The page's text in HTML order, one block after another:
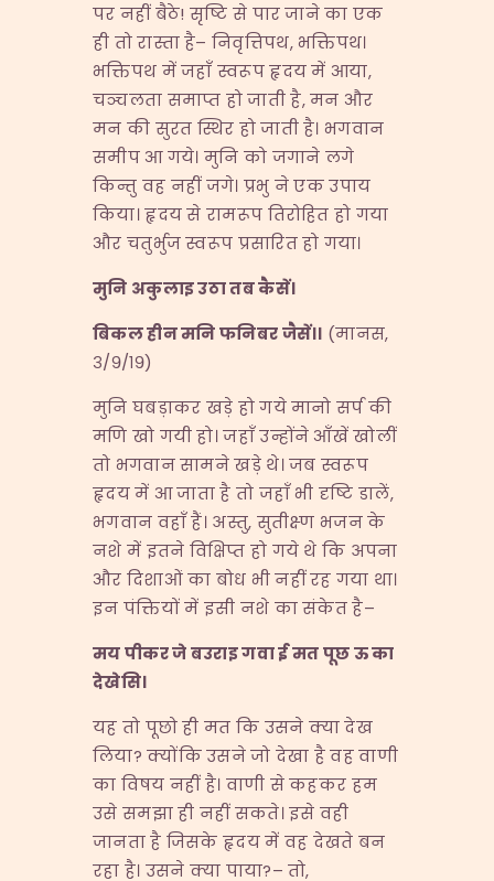
पर नहीं बैठे! सृष्टि से पार जाने का एक
ही तो रास्ता है– निवृत्तिपथ, भक्तिपथ।
भक्तिपथ में जहाँ स्वरूप हृदय में आया,
चञ्चलता समाप्त हो जाती है, मन और
मन की सुरत स्थिर हो जाती है। भगवान
समीप आ गये। मुनि को जगाने लगे
किन्तु वह नहीं जगे। प्रभु ने एक उपाय
किया। हृदय से रामरूप तिरोहित हो गया
और चतुर्भुज स्वरूप प्रसारित हो गया।
मुनि अकुलाइउठातबकैसें।
बिकलहीनमनिफनिबरजैसें।। (मानस,
३/९/१९)
मुनि घबड़ाकर खड़े हो गये मानो सर्प की
मणि खो गयी हो। जहाँ उन्होंने आँखें खोलीं
तो भगवान सामने खड़े थे। जब स्वरूप
हृदय में आ जाता है तो जहाँ भी दृष्टि डालें,
भगवान वहाँ हैं। अस्तु, सुतीक्ष्ण भजन के
नशे में इतने विक्षिप्त हो गये थे कि अपना
और दिशाओं का बोध भी नहीं रह गया था।
इन पंक्तियों में इसी नशे का संकेत है–
मयपीकरजेबउराइगवाईमतपूछऊका
देखेसि।
यह तो पूछो ही मत कि उसने क्या देख
लिया? क्योंकि उसने जो देखा है वह वाणी
का विषय नहीं है। वाणी से कहकर हम
उसे समझा ही नहीं सकते। इसे वही
जानता है जिसके हृदय में वह देखते बन
रहा है। उसने क्या पाया?– तो,